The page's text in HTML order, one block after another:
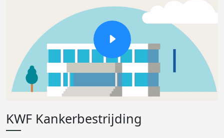
KWF Kankerbestrijding